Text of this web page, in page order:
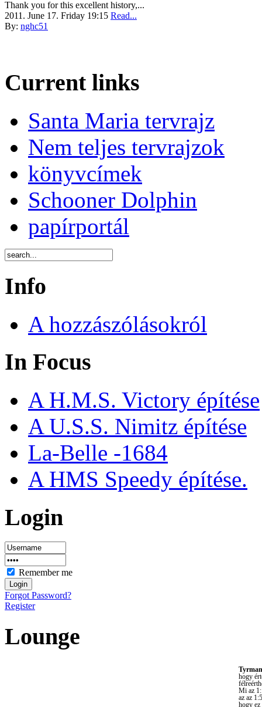
Thank you for this excellent history,...
2011. June 17. Friday 19:15 Read...
By: nghc51
Current links
Santa Maria tervrajz
Nem teljes tervrajzok
könyvcímek
Schooner Dolphin
papírportál
Info
A hozzászólásokról
In Focus
A H.M.S. Victory építése
A U.S.S. Nimitz építése
La-Belle -1684
A HMS Speedy építése.
Login
Remember me
Forgot Password?
Register
Lounge